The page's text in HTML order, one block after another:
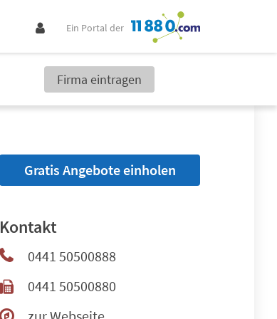
Ein Portal der
Firma eintragen
Gratis Angebote einholen
Kontakt
0441 50500888
0441 50500880